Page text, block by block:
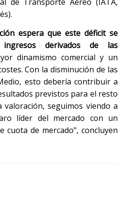
espera que este déficit se
derivados de las
dinamismo comercial y un
Con la disminución de las
esto debería contribuir a
previstos para el resto
seguimos viendo a
líder del mercado con un
cuota de mercado", concluyen